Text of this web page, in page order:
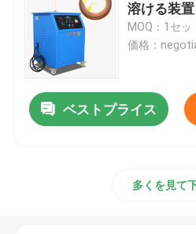
私達に連絡しなさい
ニュース
金の精錬機械
溶ける装
MOQ：1セッ
価格：
ベストプライス
多くを見て